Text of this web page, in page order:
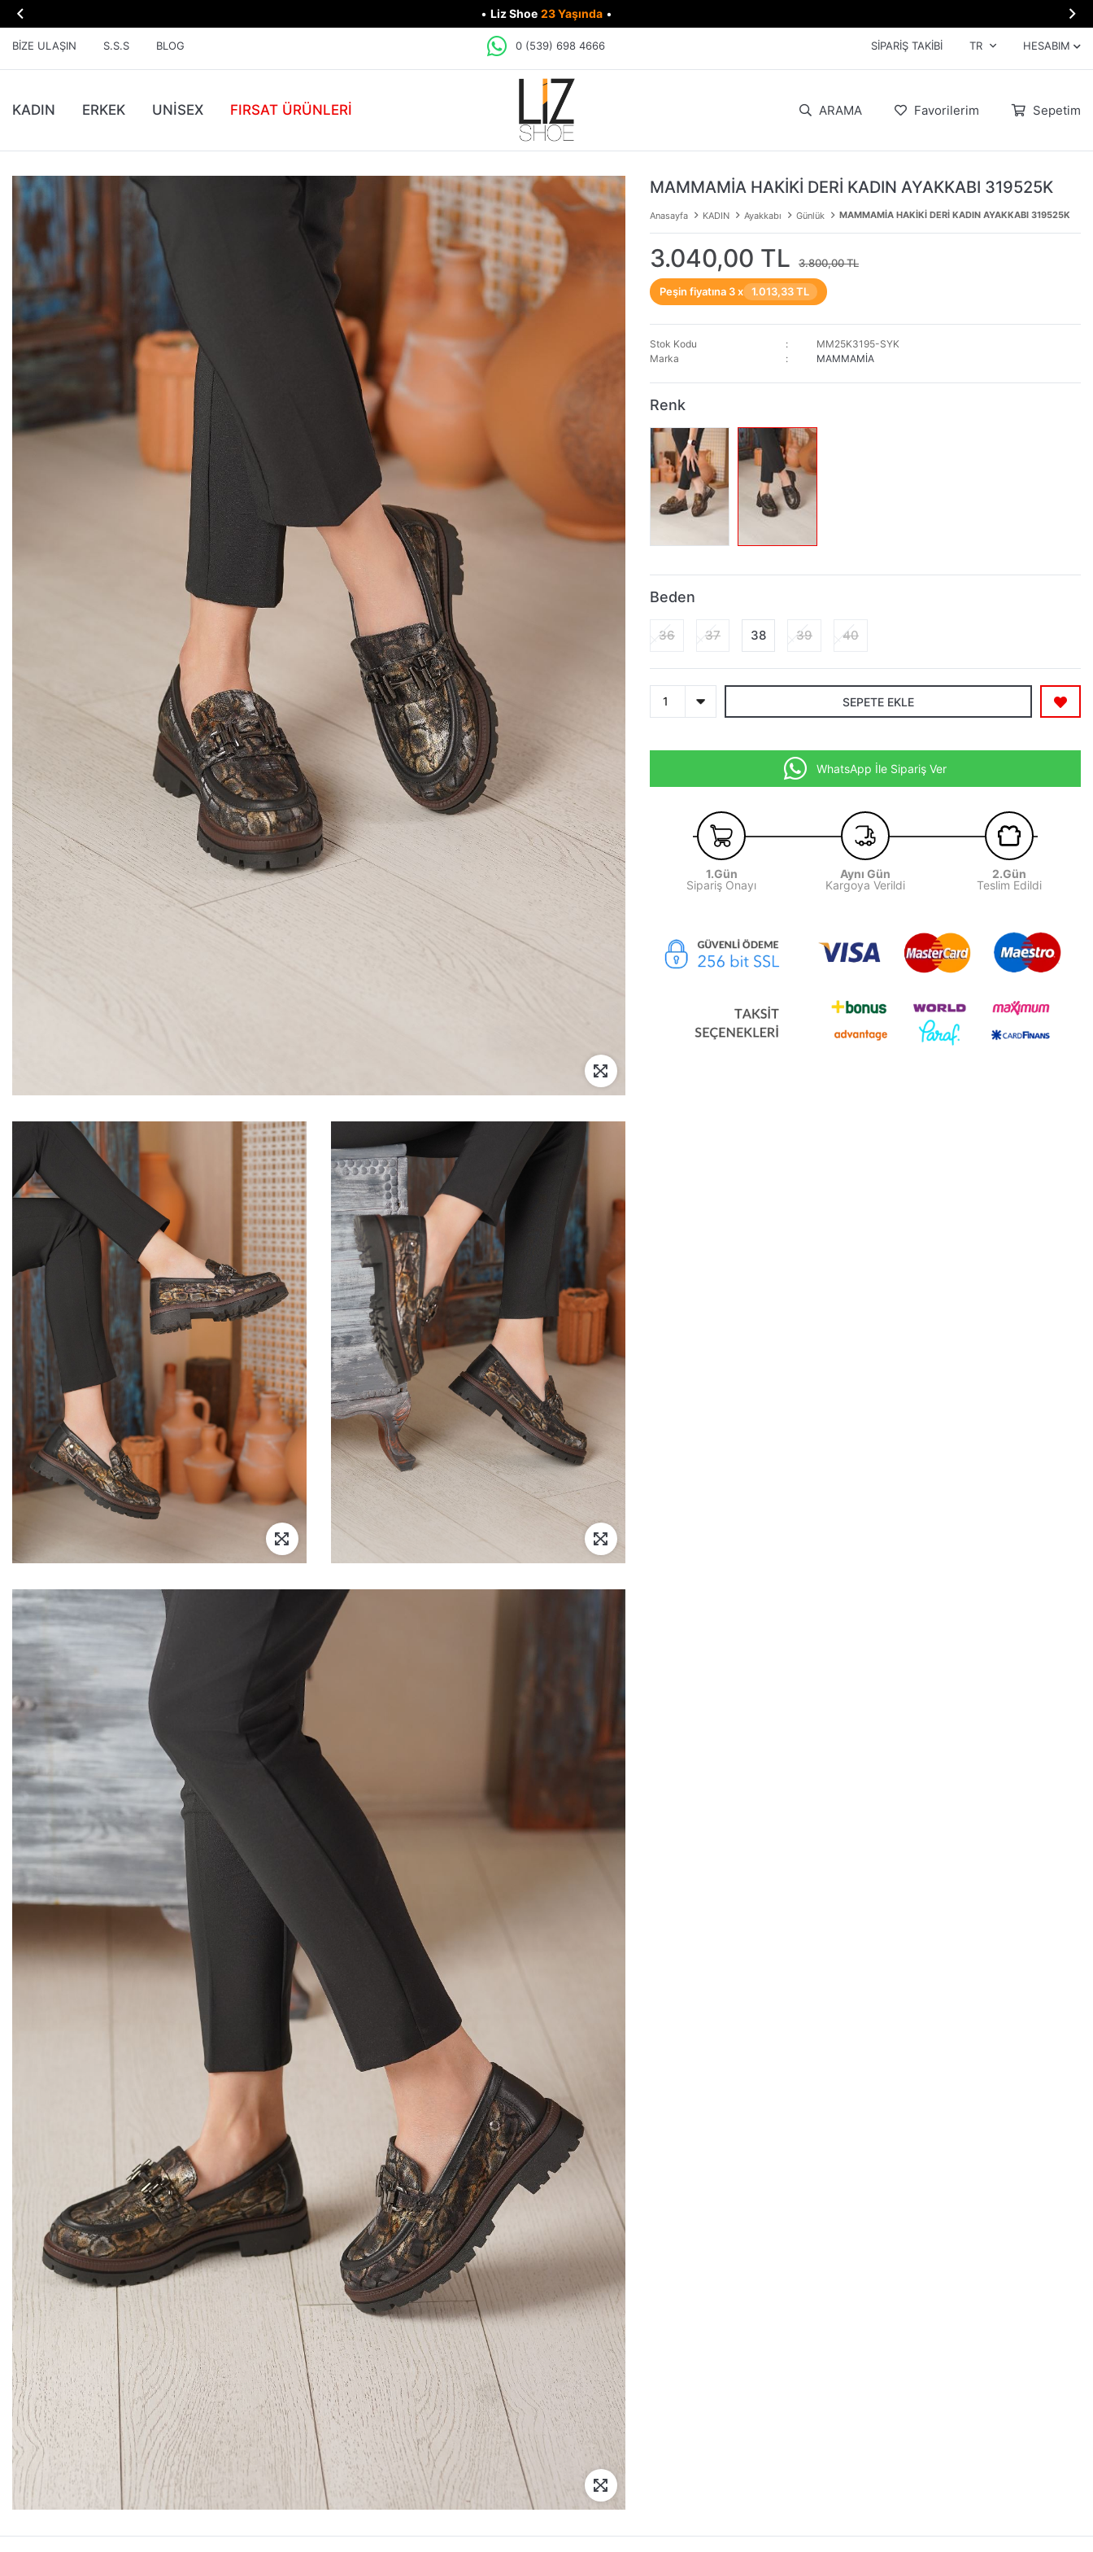
 • Liz Shoe 23 Yaşında • 
BIZE ULAŞIN S.S.S BLOG 0 (539) 698 4666 SIPARIŞ TAKIBI TR HESABIM
KADIN ERKEK UNİSEX FIRSAT ÜRÜNLERI ARAMA Favorilerim Sepetim
MAMMAMİA HAKİKİ DERİ KADIN AYAKKABI 319525K
Anasayfa KADIN Ayakkabı Günlük MAMMAMİA HAKİKİ DERİ KADIN AYAKKABI 319525K
3.040,00 TL 3.800,00 TL
Peşin fiyatına 3 x 1.013,33 TL
Stok Kodu
MM25K3195-SYK
Marka
MAMMAMİA
Renk
Beden
36 37 38 39 40
SEPETE EKLE
WhatsApp İle Sipariş Ver
1.Gün
Sipariş Onayı
Aynı Gün
Kargoya Verildi
2.Gün
Teslim Edildi